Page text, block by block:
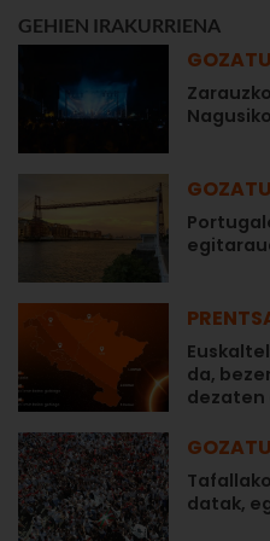
GEHIEN IRAKURRIENA
GOZATU
GOZATU
da,
dezaten
GOZATU
datak,